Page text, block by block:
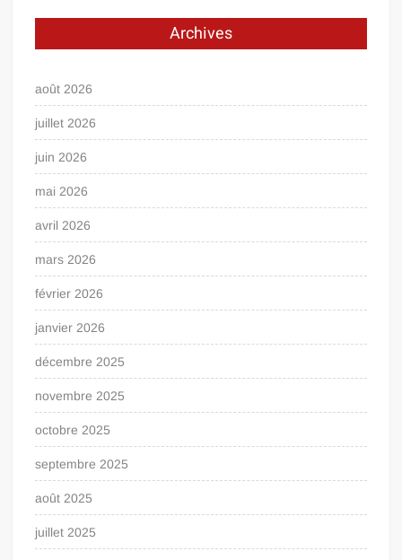
Archives
août 2026
juillet 2026
juin 2026
mai 2026
avril 2026
mars 2026
février 2026
janvier 2026
décembre 2025
novembre 2025
octobre 2025
septembre 2025
août 2025
juillet 2025